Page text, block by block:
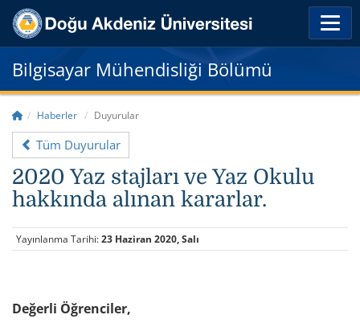
Bilgisayar Mühendisliği Bölümü
Haberler Duyurular
Tüm Duyurular
2020 Yaz stajları ve Yaz Okulu
hakkında alınan kararlar.
Yayınlanma Tarihi:23 Haziran 2020, Salı
Değerli Öğrenciler,